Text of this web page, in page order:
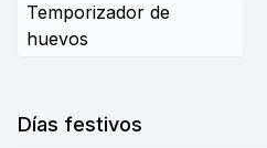
Temporizador de
huevos
Días festivos